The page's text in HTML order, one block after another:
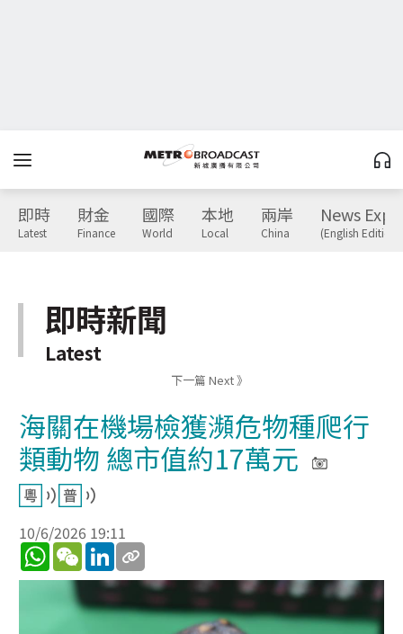
即時
Latest
財金
Finance
國際
World
本地
Local
兩岸
China
News
(English Edition)
即時新聞
Latest
下一篇 Next 》
海關在機場檢獲瀕危物種爬行
類動物 總市值約17萬元
10/6/2026 19:11
WhatsApp
WeChatLinkedIn